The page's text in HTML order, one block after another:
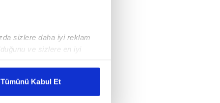
sizlere daha iyi reklam
ve sizlere en iyi
karşılamak
gösterilmeyecektir."
Tümünü Kabul Et